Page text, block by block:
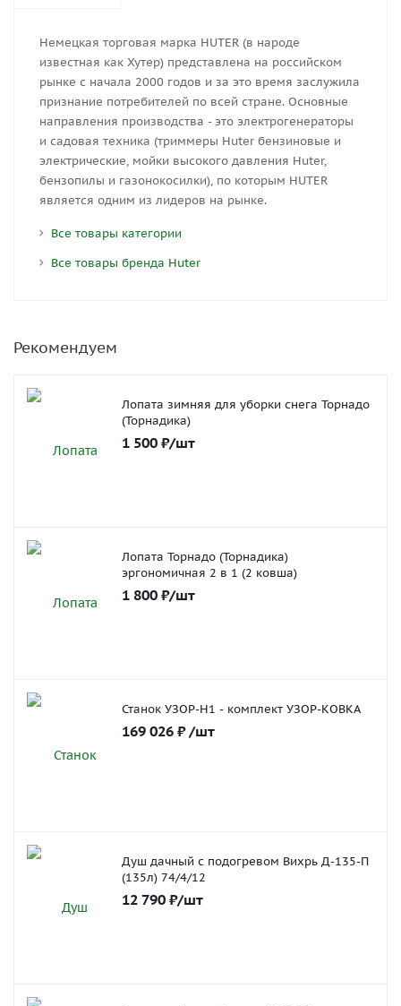
Немецкая торговая марка HUTER (в народе
известная как Хутер) представлена на российском
рынке с начала 2000 годов и за это время заслужила
признание потребителей по всей стране. Основные
направления производства - это электрогенераторы
и садовая техника (триммеры Huter бензиновые и
электрические, мойки высокого давления Huter,
бензопилы и газонокосилки), по которым HUTER
является одним из лидеров на рынке.
Все товары категории
Все товары бренда Huter
Рекомендуем
Лопата зимняя для уборки снега Торнадо
(Торнадика)
1 500 ₽/шт
Лопата Торнадо (Торнадика)
эргономичная 2 в 1 (2 ковша)
1 800 ₽/шт
Станок УЗОР-Н1 - комплект УЗОР-КОВКА
169 026 ₽ /шт
Душ дачный с подогревом Вихрь Д-135-П
(135л) 74/4/12
12 790 ₽/шт